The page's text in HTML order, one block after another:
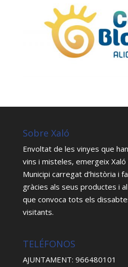
Sobre Xaló
Envoltat de les vinyes que
vins i misteles, emergeix Xaló
Municipi carregat d’història i
gràcies als seus productes i
que convoca tots els
visitants.
TELÉFONOS
AJUNTAMENT: 966480101